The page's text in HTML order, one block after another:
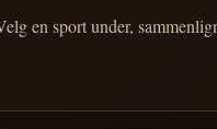
en sport under,